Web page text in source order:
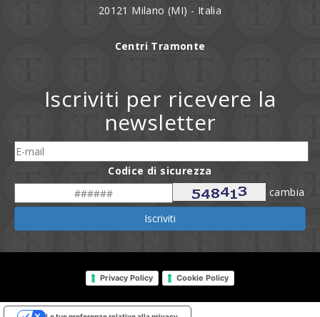
20121 Milano (MI) - Italia
Centri Tramonte
Iscriviti per ricevere la
newsletter
Codice di sicurezza
cambia
Iscriviti
Privacy Policy Cookie Policy